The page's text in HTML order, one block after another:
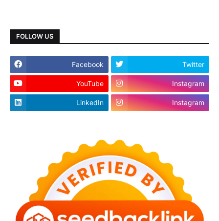
FOLLOW US
Facebook Twitter
YouTube Instagram
LinkedIn Instagram